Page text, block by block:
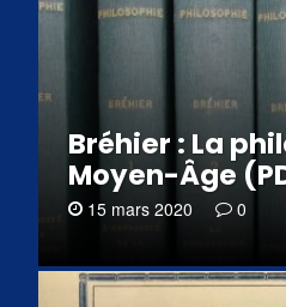
Bréhier : La
Moyen-Âge
15 mars 2020 0